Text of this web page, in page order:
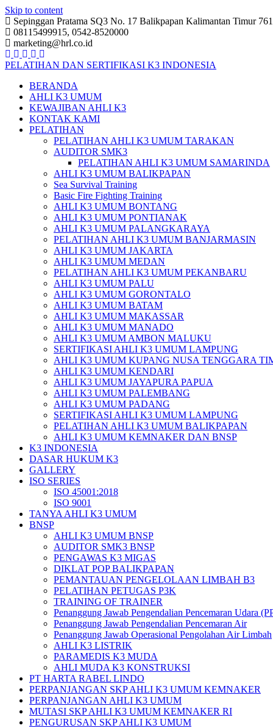
Skip to content
Sepinggan Pratama SQ3 No. 17 Balikpapan Kalimantan Timur
08115499915, 0542-8520000
marketing@hrl.co.id
PELATIHAN DAN SERTIFIKASI K3 INDONESIA
BERANDA
AHLI K3 UMUM
KEWAJIBAN AHLI K3
KONTAK KAMI
PELATIHAN
PELATIHAN AHLI K3 UMUM TARAKAN
AUDITOR SMK3
PELATIHAN AHLI K3 UMUM SAMARINDA
AHLI K3 UMUM BALIKPAPAN
Sea Survival Training
Basic Fire Fighting Training
AHLI K3 UMUM BONTANG
AHLI K3 UMUM PONTIANAK
AHLI K3 UMUM PALANGKARAYA
PELATIHAN AHLI K3 UMUM BANJARMASIN
AHLI K3 UMUM JAKARTA
AHLI K3 UMUM MEDAN
PELATIHAN AHLI K3 UMUM PEKANBARU
AHLI K3 UMUM PALU
AHLI K3 UMUM GORONTALO
AHLI K3 UMUM BATAM
AHLI K3 UMUM MAKASSAR
AHLI K3 UMUM MANADO
AHLI K3 UMUM AMBON MALUKU
SERTIFIKASI AHLI K3 UMUM LAMPUNG
AHLI K3 UMUM KUPANG NUSA TENGGARA
AHLI K3 UMUM KENDARI
AHLI K3 UMUM JAYAPURA PAPUA
AHLI K3 UMUM PALEMBANG
AHLI K3 UMUM PADANG
SERTIFIKASI AHLI K3 UMUM LAMPUNG
PELATIHAN AHLI K3 UMUM BALIKPAPAN
AHLI K3 UMUM KEMNAKER DAN BNSP
K3 INDONESIA
DASAR HUKUM K3
GALLERY
ISO SERIES
ISO 45001:2018
ISO 9001
TANYA AHLI K3 UMUM
BNSP
AHLI K3 UMUM BNSP
AUDITOR SMK3 BNSP
PENGAWAS K3 MIGAS
DIKLAT POP BALIKPAPAN
PEMANTAUAN PENGELOLAAN LIMBAH B3
PELATIHAN PETUGAS P3K
TRAINING OF TRAINER
Penanggung Jawab Pengendalian Pencemaran Udara
Penanggung Jawab Pengendalian Pencemaran Air
Penanggung Jawab Operasional Pengolahan Air Limbah
AHLI K3 LISTRIK
PARAMEDIS K3 MUDA
AHLI MUDA K3 KONSTRUKSI
PT HARTA RABEL LINDO
PERPANJANGAN SKP AHLI K3 UMUM KEMNAKER
PERPANJANGAN AHLI K3 UMUM
MUTASI SKP AHLI K3 UMUM KEMNAKER RI
PENGURUSAN SKP AHLI K3 UMUM